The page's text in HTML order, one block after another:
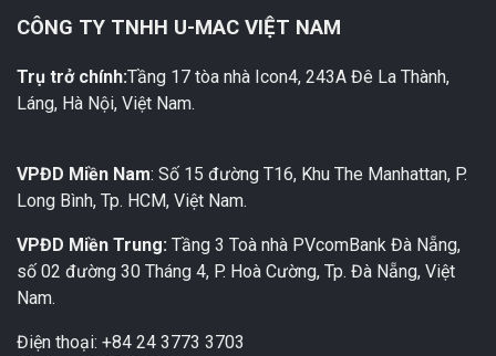
CÔNG TY TNHH U-MAC VIỆT NAM
Trụ trở chính:Tầng 17 tòa nhà Icon4, 243A Đê La Thành,
Láng, Hà Nội, Việt Nam.
VPĐD Miền Nam: Số 15 đường T16, Khu The Manhattan, P.
Long Bình, Tp. HCM, Việt Nam.
VPĐD Miền Trung: Tầng 3 Toà nhà PVcomBank Đà Nẵng,
số 02 đường 30 Tháng 4, P. Hoà Cường, Tp. Đà Nẵng, Việt
Nam.
Điện thoại: +84 24 3773 3703